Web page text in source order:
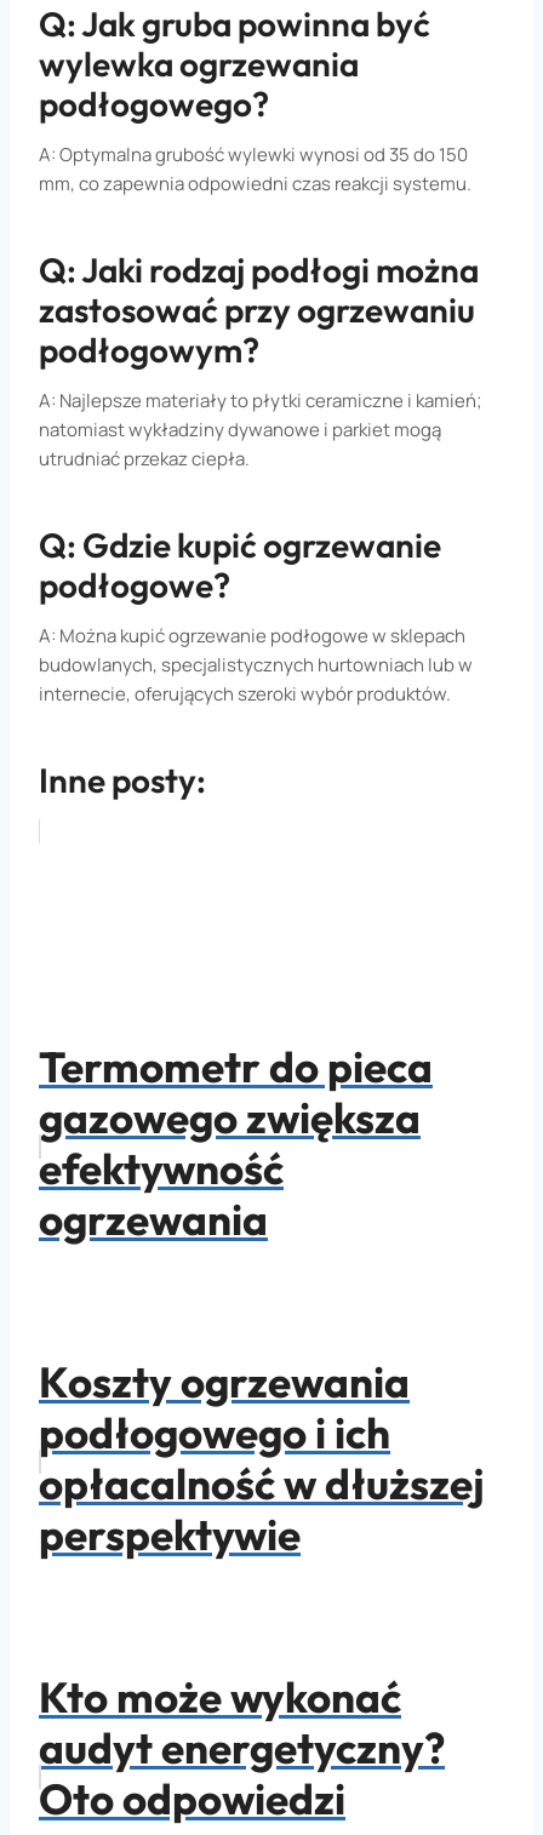
Q: Jak gruba powinna być
wylewka ogrzewania
podłogowego?
A: Optymalna grubość wylewki wynosi od 35 do 150
mm, co zapewnia odpowiedni czas reakcji systemu.
Q: Jaki rodzaj podłogi można
zastosować przy ogrzewaniu
podłogowym?
A: Najlepsze materiały to płytki ceramiczne i kamień;
natomiast wykładziny dywanowe i parkiet mogą
utrudniać przekaz ciepła.
Q: Gdzie kupić ogrzewanie
podłogowe?
A: Można kupić ogrzewanie podłogowe w sklepach
budowlanych, specjalistycznych hurtowniach lub w
internecie, oferujących szeroki wybór produktów.
Inne posty:
Termometr do pieca
gazowego zwiększa
efektywność
ogrzewania
Koszty ogrzewania
podłogowego i ich
opłacalność w dłuższej
perspektywie
Kto może wykonać
audyt energetyczny?
Oto odpowiedzi